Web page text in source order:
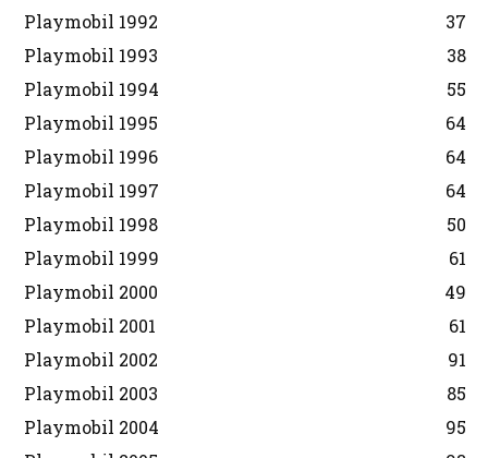
Playmobil 1992
37
Playmobil 1993
38
Playmobil 1994
55
Playmobil 1995
64
Playmobil 1996
64
Playmobil 1997
64
Playmobil 1998
50
Playmobil 1999
61
Playmobil 2000
49
Playmobil 2001
61
Playmobil 2002
91
Playmobil 2003
85
Playmobil 2004
95